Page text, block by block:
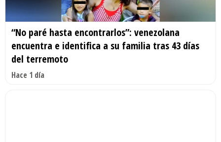
“No paré hasta encontrarlos”: venezolana
encuentra e identifica a su familia tras 43 días
del terremoto
Hace 1 día